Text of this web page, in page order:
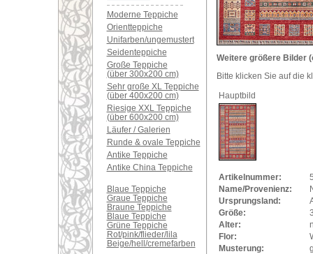
Moderne Teppiche
Orientteppiche
Unifarben/ungemustert
Seidenteppiche
Große Teppiche
(über 300x200 cm)
Sehr große XL Teppiche
(über 400x200 cm)
Riesige XXL Teppiche
(über 600x200 cm)
Läufer / Galerien
Runde & ovale Teppiche
Antike Teppiche
Antike China Teppiche
Blaue Teppiche
Graue Teppiche
Braune Teppiche
Blaue Teppiche
Grüne Teppiche
Rot/pink/flieder/lila
Beige/hell/cremefarben
Weitere größere Bilder
Bitte klicken Sie auf die
Hauptbild
Artikelnummer:
Name/Provenienz:
Ursprungsland:
Größe:
Alter:
Flor:
Musterung: